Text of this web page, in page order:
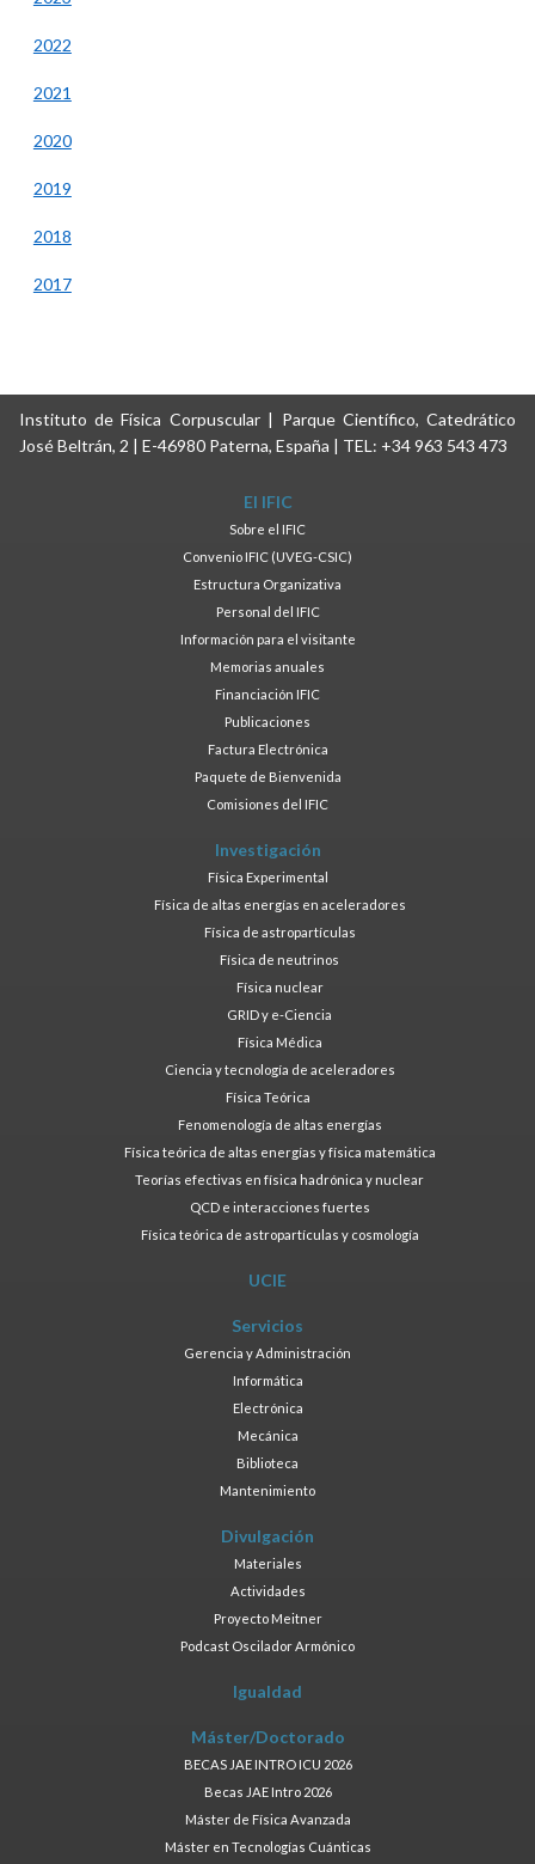
2022
2021
2020
2019
2018
2017
Instituto de Física Corpuscular | Parque Científico, Catedrático
José Beltrán, 2 | E-46980 Paterna, España | TEL: +34 963 543 473
El IFIC
Sobre el IFIC
Convenio IFIC (UVEG-CSIC)
Estructura Organizativa
Personal del IFIC
Información para el visitante
Memorias anuales
Financiación IFIC
Publicaciones
Factura Electrónica
Paquete de Bienvenida
Comisiones del IFIC
Investigación
Física Experimental
Física de altas energías en aceleradores
Física de astropartículas
Física de neutrinos
Física nuclear
GRID y e-Ciencia
Física Médica
Ciencia y tecnología de aceleradores
Física Teórica
Fenomenología de altas energías
Física teórica de altas energías y física matemática
Teorías efectivas en física hadrónica y nuclear
QCD e interacciones fuertes
Física teórica de astropartículas y cosmología
UCIE
Servicios
Gerencia y Administración
Informática
Electrónica
Mecánica
Biblioteca
Mantenimiento
Divulgación
Materiales
Actividades
Proyecto Meitner
Podcast Oscilador Armónico
Igualdad
Máster/Doctorado
BECAS JAE INTRO ICU 2026
Becas JAE Intro 2026
Máster de Física Avanzada
Máster en Tecnologías Cuánticas